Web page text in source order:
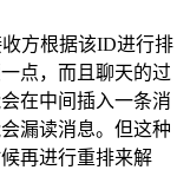
方根据该ID进行排
点，而且聊天的过
在中间插入一条消
漏读消息。但这种
再进行重排来解